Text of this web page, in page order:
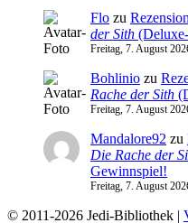
Flo zu
der Sith
Freitag, 7. August
Bohlinio zu
Rache der Sith
Freitag, 7. August
Mandalore92 zu
Die Rache der
Gewinnspiel!
Freitag, 7. August
© 2011-2026 Jedi-Bibliothek |